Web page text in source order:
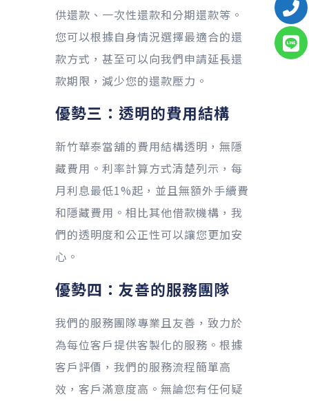
供還款、一次性還款和分期還款等。
您可以根據自身情況選擇最適合的還
款方式，甚至可以向我們申請延長還
款期限，減少您的還款壓力。
優勢三：透明的費用結構
新竹華泰當舖的費用結構透明，無隱
藏費用。利率計算方式清楚列示，每
月利息最低1%起，並且無額外手續費
和隱藏費用。相比其他借款機構，我
們的透明度和公正性可以讓您更加安
心。
優勢四：友善的服務團隊
我們的服務團隊專業且友善，致力於
為每位客戶提供客製化的服務。根據
客戶評價，我們的服務流程簡單高
效，客戶滿意度高。無論您有任何疑